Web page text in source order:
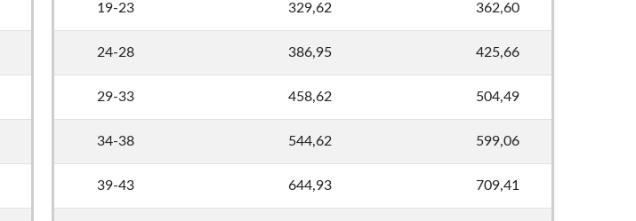
19-23 329,62 362,60
24-28 386,95 425,66
29-33 458,62 504,49
34-38 544,62 599,06
39-43 644,93 709,41